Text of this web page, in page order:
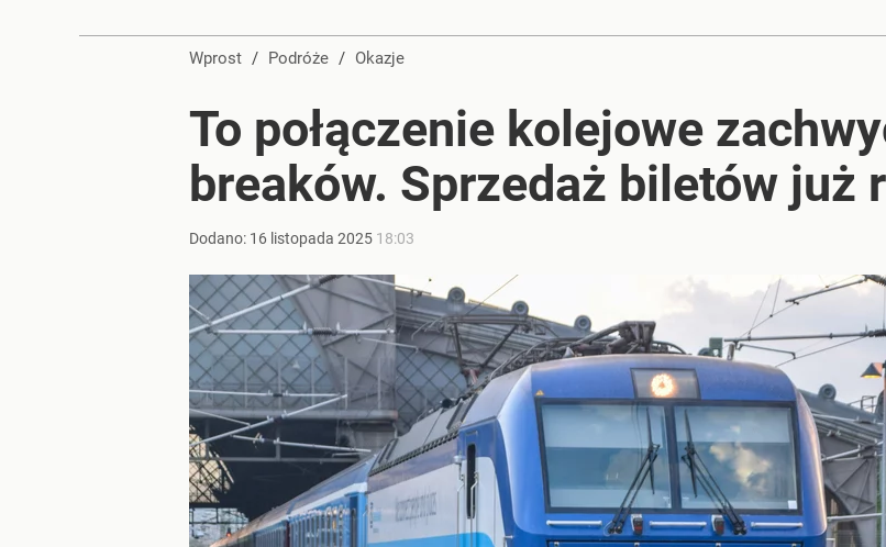
„Nie chodzi o zemstę”. Mocny apel w sprawie ofiar rzezi wołyńskiej
Farmacja: wzrost pod presją. co czeka branżę do 2030 roku?
Wprost / Podróże / Okazje
To połączenie kolejowe
breaków. Sprzedaż biletów już
Dodano: 16 listopada 2025 18:03